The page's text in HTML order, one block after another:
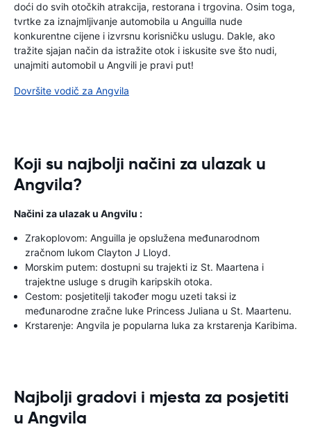
doći do svih otočkih atrakcija, restorana i trgovina. Osim toga,
tvrtke za iznajmljivanje automobila u Anguilla nude
konkurentne cijene i izvrsnu korisničku uslugu. Dakle, ako
tražite sjajan način da istražite otok i iskusite sve što nudi,
unajmiti automobil u Angvili je pravi put!
Dovršite vodič za Angvila
Koji su najbolji načini za ulazak u
Angvila?
Načini za ulazak u Angvilu :
Zrakoplovom: Anguilla je opslužena međunarodnom
zračnom lukom Clayton J Lloyd.
Morskim putem: dostupni su trajekti iz St. Maartena i
trajektne usluge s drugih karipskih otoka.
Cestom: posjetitelji također mogu uzeti taksi iz
međunarodne zračne luke Princess Juliana u St. Maartenu.
Krstarenje: Angvila je popularna luka za krstarenja Karibima.
Najbolji gradovi i mjesta za posjetiti
u Angvila